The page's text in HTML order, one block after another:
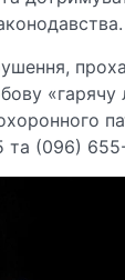
«гарячу
та (096)